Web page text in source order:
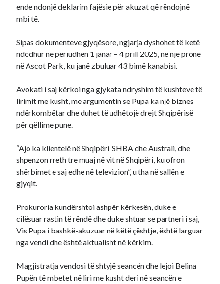
ende ndonjë deklarim fajësie për akuzat që rëndojnë
mbi të.
Sipas dokumenteve gjyqësore, ngjarja dyshohet të ketë
ndodhur në periudhën 1 janar – 4 prill 2025, në një pronë
në Ascot Park, ku janë zbuluar 43 bimë kanabisi.
Avokati i saj kërkoi nga gjykata ndryshim të kushteve të
lirimit me kusht, me argumentin se Pupa ka një biznes
ndërkombëtar dhe duhet të udhëtojë drejt Shqipërisë
për qëllime pune.
“Ajo ka klientelë në Shqipëri, SHBA dhe Australi, dhe
shpenzon rreth tre muaj në vit në Shqipëri, ku ofron
shërbimet e saj edhe në televizion”, u tha në sallën e
gjyqit.
Prokuroria kundërshtoi ashpër kërkesën, duke e
cilësuar rastin të rëndë dhe duke shtuar se partneri i saj,
Vis Pupa i bashkë-akuzuar në këtë çështje, është larguar
nga vendi dhe është aktualisht në kërkim.
Magjistratja vendosi të shtyjë seancën dhe lejoi Belina
Pupën të mbetet në liri me kusht deri në seancën e